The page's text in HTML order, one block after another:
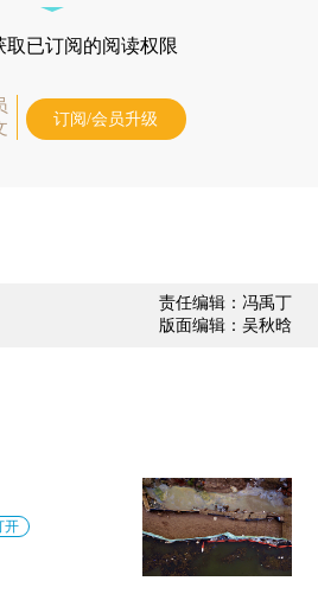
取已订阅的阅读权限
订阅/会员升级
责任编辑：冯禹丁
版面编辑：吴秋晗
开